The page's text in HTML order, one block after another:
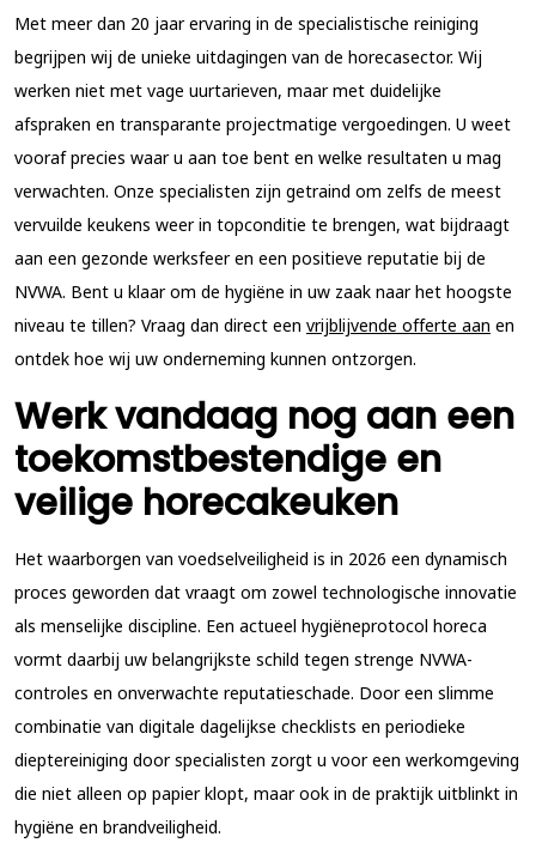
Met meer dan 20 jaar ervaring in de specialistische reiniging
begrijpen wij de unieke uitdagingen van de horecasector. Wij
werken niet met vage uurtarieven, maar met duidelijke
afspraken en transparante projectmatige vergoedingen. U weet
vooraf precies waar u aan toe bent en welke resultaten u mag
verwachten. Onze specialisten zijn getraind om zelfs de meest
vervuilde keukens weer in topconditie te brengen, wat bijdraagt
aan een gezonde werksfeer en een positieve reputatie bij de
NVWA. Bent u klaar om de hygiëne in uw zaak naar het hoogste
niveau te tillen? Vraag dan direct een vrijblijvende offerte aan en
ontdek hoe wij uw onderneming kunnen ontzorgen.
Werk vandaag nog aan een
toekomstbestendige en
veilige horecakeuken
Het waarborgen van voedselveiligheid is in 2026 een dynamisch
proces geworden dat vraagt om zowel technologische innovatie
als menselijke discipline. Een actueel hygiëneprotocol horeca
vormt daarbij uw belangrijkste schild tegen strenge NVWA-
controles en onverwachte reputatieschade. Door een slimme
combinatie van digitale dagelijkse checklists en periodieke
dieptereiniging door specialisten zorgt u voor een werkomgeving
die niet alleen op papier klopt, maar ook in de praktijk uitblinkt in
hygiëne en brandveiligheid.